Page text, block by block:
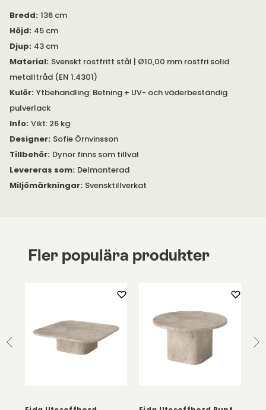
Bänken består av två stycken pallar som är
sammanlänkade med en skiva. Skivan fungerar som ett bord.
Bredd: 136 cm
Höjd: 45 cm
Djup: 43 cm
Material: Svenskt rostfritt stål | Ø10,00 mm rostfri solid
metalltråd (EN 1.4301)
Kulör: Ytbehandling: Betning + UV- och väderbeständig
pulverlack
Info: Vikt: 26 kg
Designer: Sofie Örnvinsson
Tillbehör: Dynor finns som tillval
Levereras som: Delmonterad
Miljömärkningar: Svensktillverkat
Fler populära produkter